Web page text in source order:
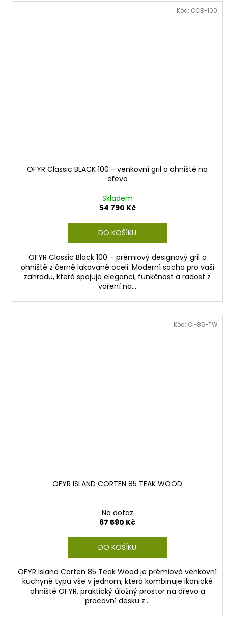
OFYR Classic BLACK 100 - venkovní gril a ohniště na
dřevo
Skladem
54 790 Kč
DO KOŠÍKU
OFYR Classic Black 100 – prémiový designový gril a
ohniště z černě lakované oceli. Moderní socha pro vaši
zahradu, která spojuje eleganci, funkčnost a radost z
vaření na...
Kód: OCB-100
OFYR ISLAND CORTEN 85 TEAK WOOD
Na dotaz
67 590 Kč
DO KOŠÍKU
OFYR Island Corten 85 Teak Wood je prémiová venkovní
kuchyně typu vše v jednom, která kombinuje ikonické
ohniště OFYR, praktický úložný prostor na dřevo a
pracovní desku z...
Kód: OI-85-TW